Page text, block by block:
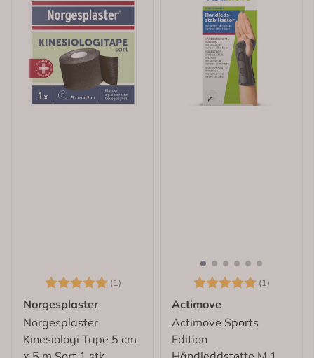
Karakter: (1)
5.0 av 5 mulige
Norgesplaster
Norgesplaster
Kinesiologi Tape 5 cm
Karakter: (1)
Actimove
Actimove Sports
Edition